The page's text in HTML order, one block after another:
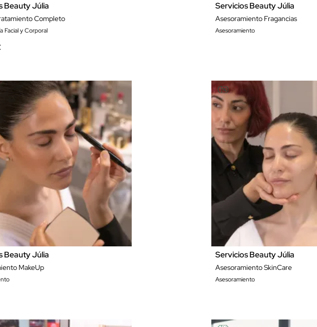
Beauty Júlia
Completo
Facial y Corporal
Servicios Beauty Júlia
Asesoramiento Fragancias
Asesoramiento
Beauty Júlia
MakeUp
Servicios Beauty Júlia
Asesoramiento SkinCare
Asesoramiento